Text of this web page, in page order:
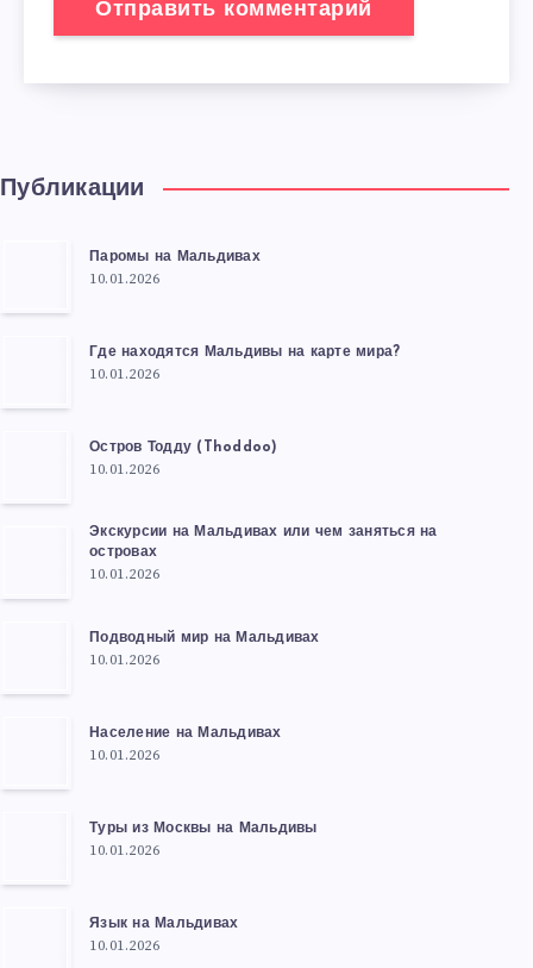
Публикации
Паромы на Мальдивах
10.01.2026
Где находятся Мальдивы на карте мира?
10.01.2026
Остров Тодду (Thoddoo)
10.01.2026
Экскурсии на Мальдивах или чем заняться на
островах
10.01.2026
Подводный мир на Мальдивах
10.01.2026
Население на Мальдивах
10.01.2026
Туры из Москвы на Мальдивы
10.01.2026
Язык на Мальдивах
10.01.2026